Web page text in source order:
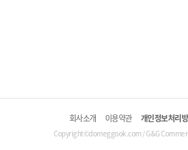
회사소개 이용약관 개인정보처리
Copyright©domeggook.com / G&G